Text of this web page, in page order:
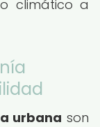
climático a
urbana son